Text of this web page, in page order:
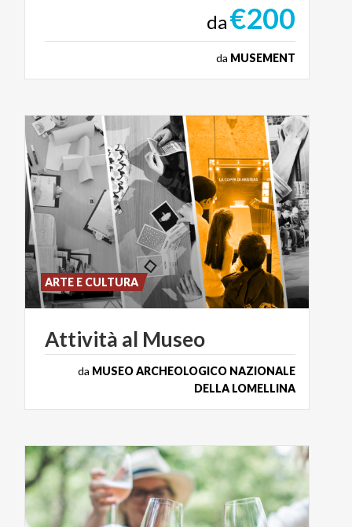
da€200
da MUSEMENT
Attività al Museo
ARTE E CULTURA
da MUSEO ARCHEOLOGICO NAZIONALE
DELLA LOMELLINA